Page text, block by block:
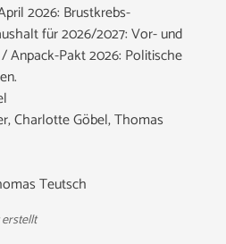
2026: Brustkrebs-
für 2026/2027: Vor- und
Anpack-Pakt 2026: Politische
Charlotte Göbel, Thomas
Teutsch